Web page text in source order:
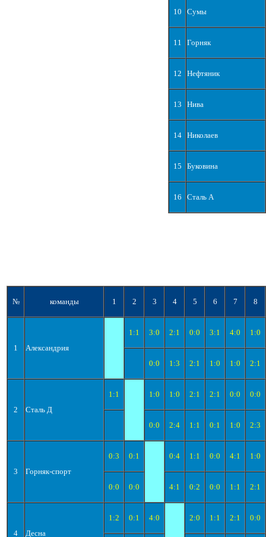
10 Сумы
11 Горняк
12 Нефтяник
13 Нива
14 Николаев
15 Буковина
16 Сталь А
№ команды 1 2 3 4 5 6 7 8
1 Александрия
1:1 3:0 2:1 0:0 3:1 4:0 1:0
0:0 1:3 2:1 1:0 1:0 2:1
2 Сталь Д
1:1 1:0 1:0 2:1 2:1 0:0 0:0
0:0 2:4 1:1 0:1 1:0 2:3
3 Горняк-спорт
0:3 0:1 0:4 1:1 0:0 4:1 1:0
0:0 0:0 4:1 0:2 0:0 1:1 2:1
4 Десна
1:2 0:1 4:0 2:0 1:1 2:1 0:0